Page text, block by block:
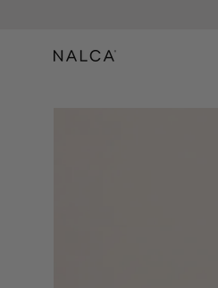
contenido